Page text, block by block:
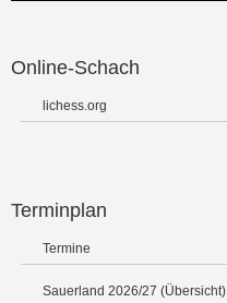
Online-Schach
lichess.org
Terminplan
Termine
Sauerland 2026/27 (Übersicht)